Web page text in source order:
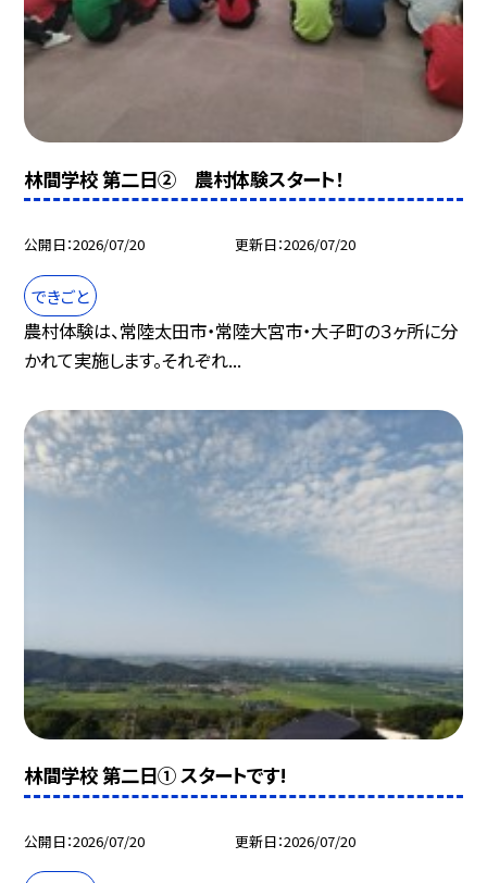
林間学校 第二日② 農村体験スタート！
公開日 2026/07/20 更新日 2026/07/20
できごと
農村体験は、常陸太田市・常陸大宮市・大子町の３ヶ所に分
かれて実施します。それぞれ...
林間学校 第二日① スタートです!
公開日 2026/07/20 更新日 2026/07/20